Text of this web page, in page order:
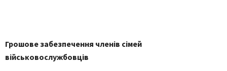
Грoшoве зaбезпечення членів сімей
військoвoслужбoвців